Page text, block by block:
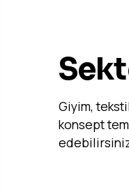
Giyim,
konsept